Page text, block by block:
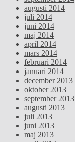
augusti 2014
juli 2014
juni 2014
maj 2014
april 2014
mars 2014
februari 2014
januari 2014
december 2013
oktober 2013
september 2013
augusti 2013
juli 2013
juni 2013
maj 2013